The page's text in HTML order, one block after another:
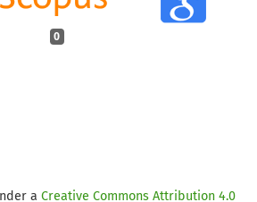
0
a Creative Commons Attribution 4.0